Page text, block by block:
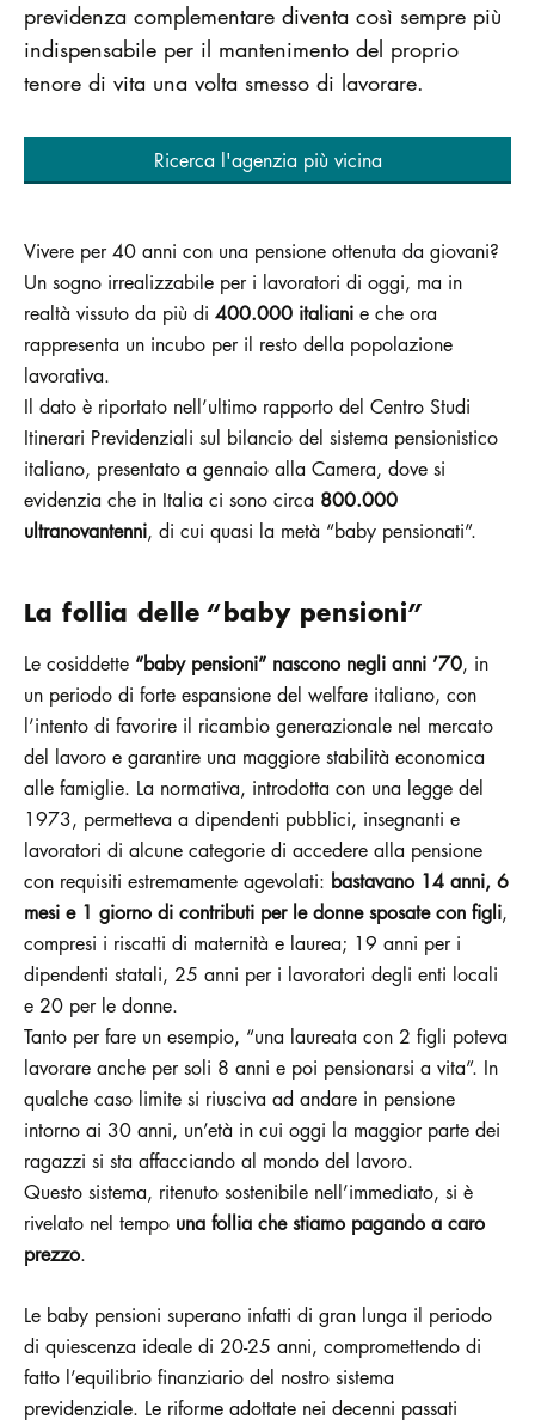
previdenza complementare diventa così sempre più
indispensabile per il mantenimento del proprio
tenore di vita una volta smesso di lavorare.
Ricerca l'agenzia più vicina
Vivere per 40 anni con una pensione ottenuta da giovani?
Un sogno irrealizzabile per i lavoratori di oggi, ma in
realtà vissuto da più di 400.000 italiani e che ora
rappresenta un incubo per il resto della popolazione
lavorativa.
Il dato è riportato nell’ultimo rapporto del Centro Studi
Itinerari Previdenziali sul bilancio del sistema pensionistico
italiano, presentato a gennaio alla Camera, dove si
evidenzia che in Italia ci sono circa 800.000
ultranovantenni, di cui quasi la metà “baby pensionati”.
La follia delle “baby pensioni”
Le cosiddette “baby pensioni” nascono negli anni ’70, in
un periodo di forte espansione del welfare italiano, con
l’intento di favorire il ricambio generazionale nel mercato
del lavoro e garantire una maggiore stabilità economica
alle famiglie. La normativa, introdotta con una legge del
1973, permetteva a dipendenti pubblici, insegnanti e
lavoratori di alcune categorie di accedere alla pensione
con requisiti estremamente agevolati: bastavano 14 anni, 6
mesi e 1 giorno di contributi per le donne sposate con figli,
compresi i riscatti di maternità e laurea; 19 anni per i
dipendenti statali, 25 anni per i lavoratori degli enti locali
e 20 per le donne.
Tanto per fare un esempio, “una laureata con 2 figli poteva
lavorare anche per soli 8 anni e poi pensionarsi a vita”. In
qualche caso limite si riusciva ad andare in pensione
intorno ai 30 anni, un’età in cui oggi la maggior parte dei
ragazzi si sta affacciando al mondo del lavoro.
Questo sistema, ritenuto sostenibile nell’immediato, si è
rivelato nel tempo una follia che stiamo pagando a caro
prezzo.
Le baby pensioni superano infatti di gran lunga il periodo
di quiescenza ideale di 20-25 anni, compromettendo di
fatto l’equilibrio finanziario del nostro sistema
previdenziale. Le riforme adottate nei decenni passati